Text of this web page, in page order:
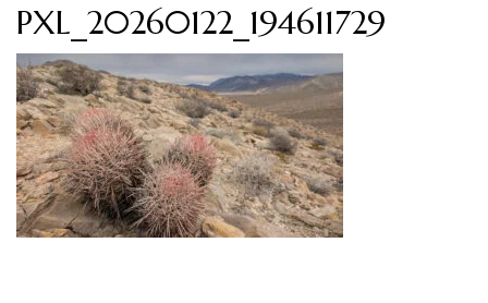
PXL_20260122_194611729